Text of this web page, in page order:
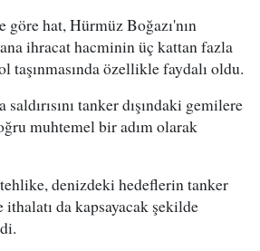
hat, Hürmüz Boğazı'nın
ihracat hacminin üç kattan fazla
taşınmasında özellikle faydalı oldu.
tanker dışındaki gemilere
muhtemel bir adım olarak
denizdeki hedeflerin tanker
ithalatı da kapsayacak şekilde